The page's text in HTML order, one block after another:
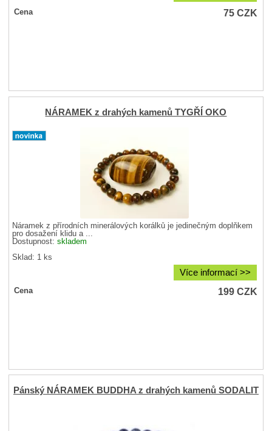
Cena 75CZK
NÁRAMEK z drahých kamenů TYGŘÍ OKO
Náramek z přírodních minerálových korálků je jedinečným doplňkem
pro dosažení klidu a ...
Dostupnost:skladem
Sklad: 1 ks
Více informací >>
Cena 199CZK
Pánský NÁRAMEK BUDDHA z drahých kamenů SODALIT